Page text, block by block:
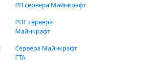
РП сервера Майнкрафт
РПГ сервера
Майнкрафт
Сервера Майнкрафт
ГТА